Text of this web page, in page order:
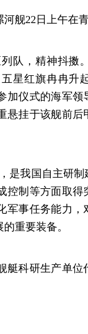
舰22日上午在
队，精神抖擞
星红旗冉冉升
加仪式的海军
悬挂于该舰前
是我国自主研
控制等方面取
军事任务能力
重要装备。
艇科研生产单